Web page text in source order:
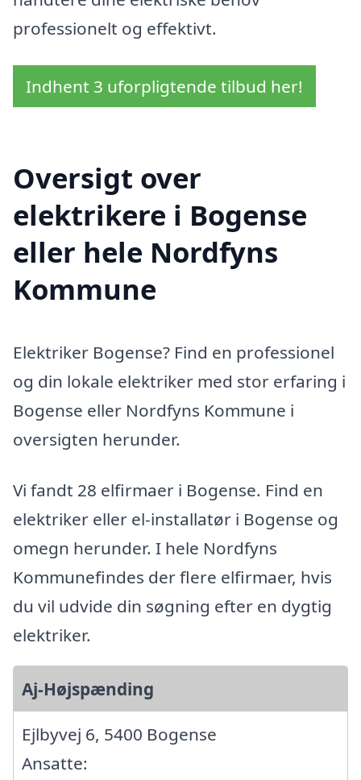
professionelt og effektivt.
Indhent 3 uforpligtende tilbud her!
Oversigt over
elektrikere i Bogense
eller hele Nordfyns
Kommune
Elektriker Bogense? Find en professionel
og din lokale elektriker med stor erfaring i
Bogense eller Nordfyns Kommune i
oversigten herunder.
Vi fandt 28 elfirmaer i Bogense. Find en
elektriker eller el-installatør i Bogense og
omegn herunder. I hele Nordfyns
Kommunefindes der flere elfirmaer, hvis
du vil udvide din søgning efter en dygtig
elektriker.
Aj-Højspænding
Ejlbyvej 6, 5400 Bogense
Ansatte: